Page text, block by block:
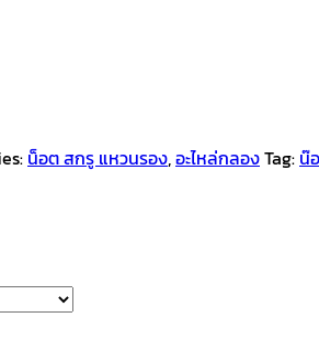
น็อต สกรู แหวนรอง,อะไหล่กลองTag: น๊